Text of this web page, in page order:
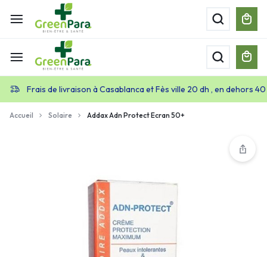
Frais de livraison à Casablanca et Fès ville 20 dh , en dehors
Accueil Solaire Addax Adn Protect Ecran 50+